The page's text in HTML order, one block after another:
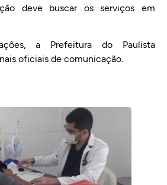
deve buscar os serviços em
a Prefeitura do Paulista
oficiais de comunicação.